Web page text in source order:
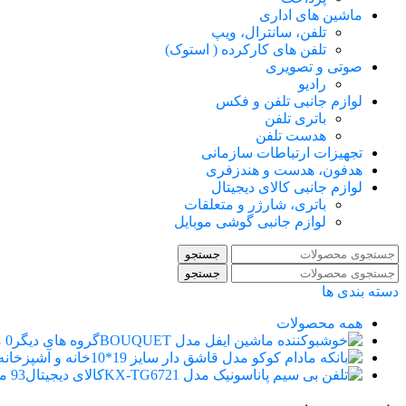
ماشین های اداری
تلفن، سانترال، ویپ
تلفن های کارکرده ( استوک)
صوتی و تصویری
رادیو
لوازم جانبی تلفن و فکس
باتری تلفن
هدست تلفن
تجهیزات ارتباطات سازمانی
هدفون، هدست و هندزفری
لوازم جانبی کالای دیجیتال
باتری، شارژر و متعلقات
لوازم جانبی گوشی موبایل
جستجو
جستجو
دسته بندی ها
همه محصولات
گروه های دیگر 0 محصول
خانه و
کالای دیجیتال93 محصول